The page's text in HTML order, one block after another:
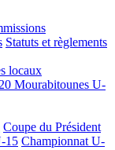
Statuts et règlements
locaux
Mourabitounes U-
Coupe du Président
15 Championnat U-